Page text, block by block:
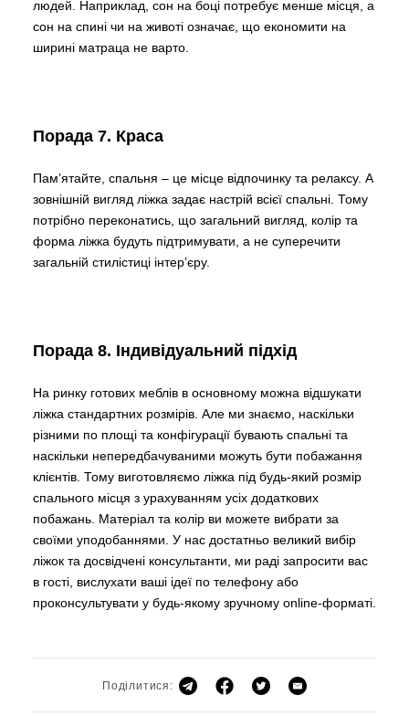
людей. Наприклад, сон на боці потребує менше місця, а
сон на спині чи на животі означає, що економити на
ширині матраца не варто.
Порада 7. Краса
Пам’ятайте, спальня – це місце відпочинку та релаксу. А
зовнішній вигляд ліжка задає настрій всієї спальні. Тому
потрібно переконатись, що загальний вигляд, колір та
форма ліжка будуть підтримувати, а не суперечити
загальній стилістиці інтер’єру.
Порада 8. Індивідуальний підхід
На ринку готових меблів в основному можна відшукати
ліжка стандартних розмірів. Але ми знаємо, наскільки
різними по площі та конфігурації бувають спальні та
наскільки непередбачуваними можуть бути побажання
клієнтів. Тому виготовляємо ліжка під будь-який розмір
спального місця з урахуванням усіх додаткових
побажань. Матеріал та колір ви можете вибрати за
своїми уподобаннями. У нас достатньо великий вибір
ліжок та досвідчені консультанти, ми раді запросити вас
в гості, вислухати ваші ідеї по телефону або
проконсультувати у будь-якому зручному online-форматі.
Поділитися: